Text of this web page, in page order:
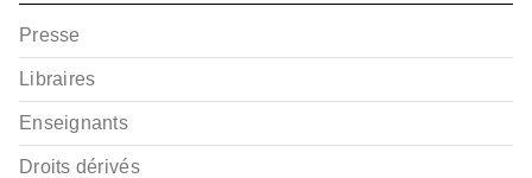
Presse
Libraires
Enseignants
Droits dérivés